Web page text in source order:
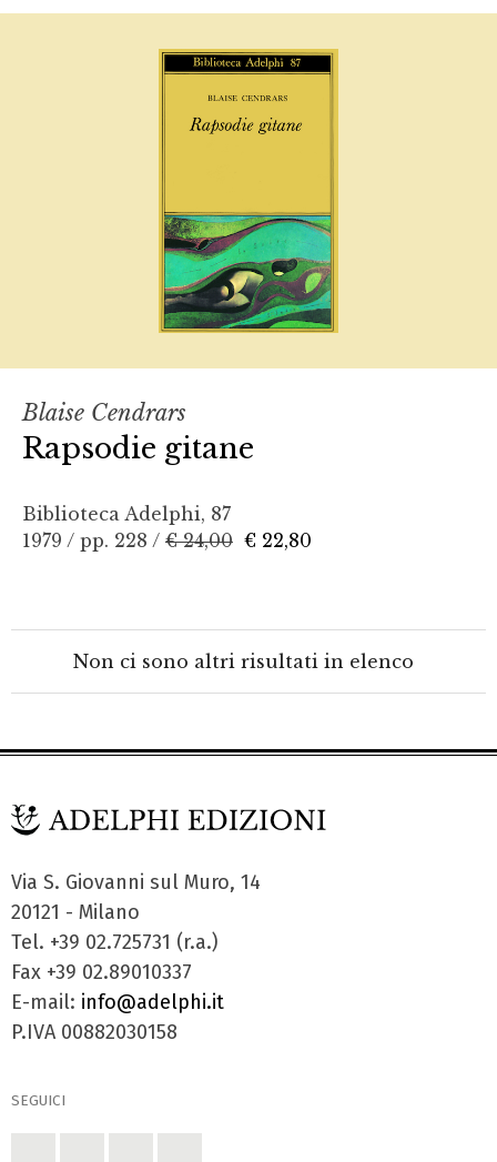
Blaise Cendrars
Rapsodie gitane
Biblioteca Adelphi, 87
1979 / pp. 228 / € 24,00 € 22,80
Non ci sono altri risultati in elenco
Via S. Giovanni sul Muro, 14
20121 - Milano
Tel. +39 02.725731 (r.a.)
Fax +39 02.89010337
E-mail: info@adelphi.it
P.IVA 00882030158
SEGUICI